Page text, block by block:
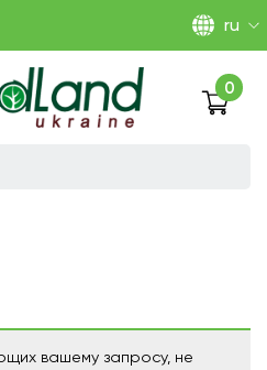
ru
0
вашему запросу, не